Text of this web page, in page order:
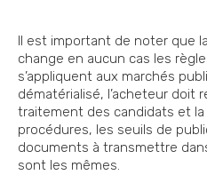
Il est important de noter que
change en aucun cas les
s’appliquent aux marchés
dématérialisé, l’acheteur doit
traitement des candidats et
procédures, les seuils de
documents à transmettre
sont les mêmes.